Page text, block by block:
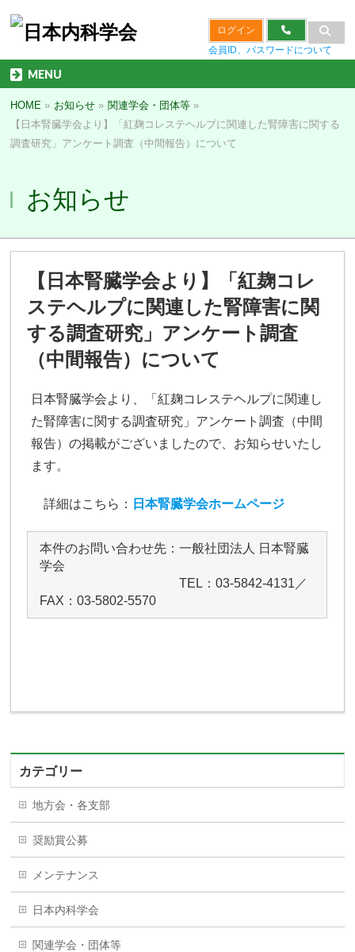
ログイン
会員ID、パスワードについて
MENU
HOME » お知らせ » 関連学会・団体等 »
【日本腎臓学会より】「紅麹コレステヘルプに関連した腎障害に関する
調査研究」アンケート調査（中間報告）について
お知らせ
【日本腎臓学会より】「紅麹コレ
ステヘルプに関連した腎障害に関
する調査研究」アンケート調査
（中間報告）について
日本腎臓学会より、「紅麹コレステヘルプに関連し
た腎障害に関する調査研究」アンケート調査（中間
報告）の掲載がございましたので、お知らせいたし
ます。
詳細はこちら： 日本腎臓学会ホームページ
本件のお問い合わせ先：一般社団法人 日本腎臓
学会
TEL：03-5842-4131／
FAX：03-5802-5570
カテゴリー
地方会・各支部
奨励賞公募
メンテナンス
日本内科学会
関連学会・団体等